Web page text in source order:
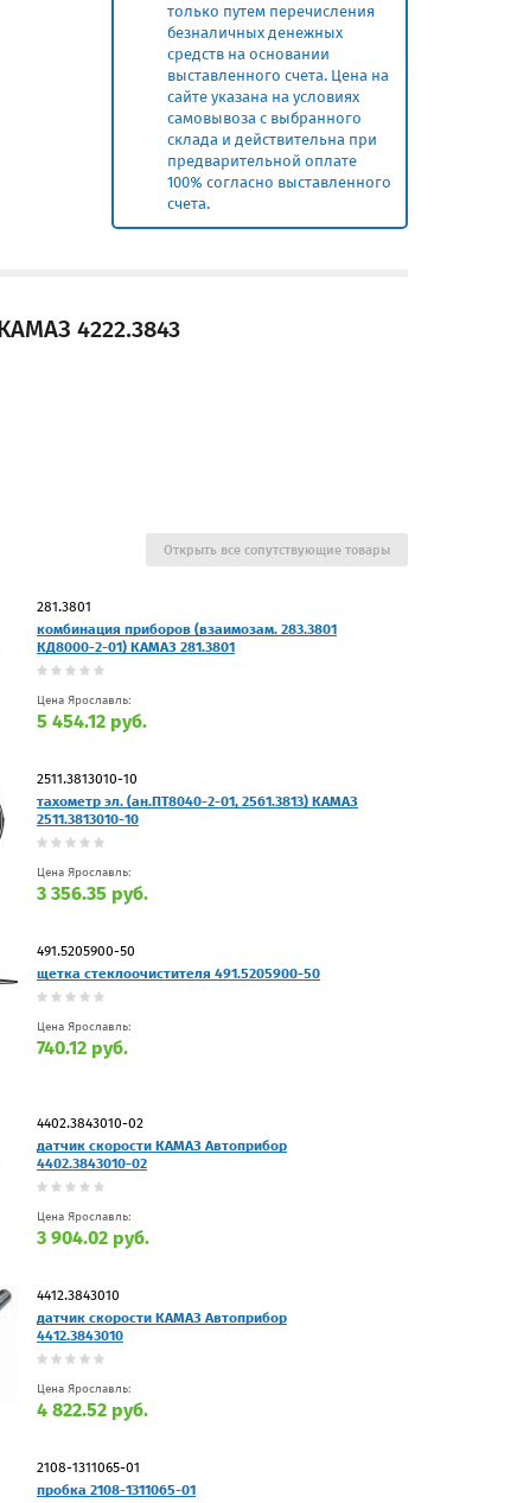
только путем перечисления
безналичных денежных
средств на основании
выставленного счета. Цена на
сайте указана на условиях
самовывоза с выбранного
склада и действительна при
предварительной оплате
100% согласно выставленного
счета.
4222.3843
281.3801
комбинация приборов (взаимозам. 283.3801
КД8000-2-01) КАМАЗ 281.3801
Цена Ярославль:
5 454.12 руб.
2511.3813010-10
тахометр эл. (ан.ПТ8040-2-01, 2561.3813) КАМАЗ
2511.3813010-10
Цена Ярославль:
3 356.35 руб.
491.5205900-50
щетка стеклоочистителя 491.5205900-50
Цена Ярославль:
740.12 руб.
4402.3843010-02
датчик скорости КАМАЗ Автоприбор
4402.3843010-02
Цена Ярославль:
3 904.02 руб.
4412.3843010
датчик скорости КАМАЗ Автоприбор
4412.3843010
Цена Ярославль:
4 822.52 руб.
2108-1311065-01
пробка 2108-1311065-01
Открыть все сопутствующие товары